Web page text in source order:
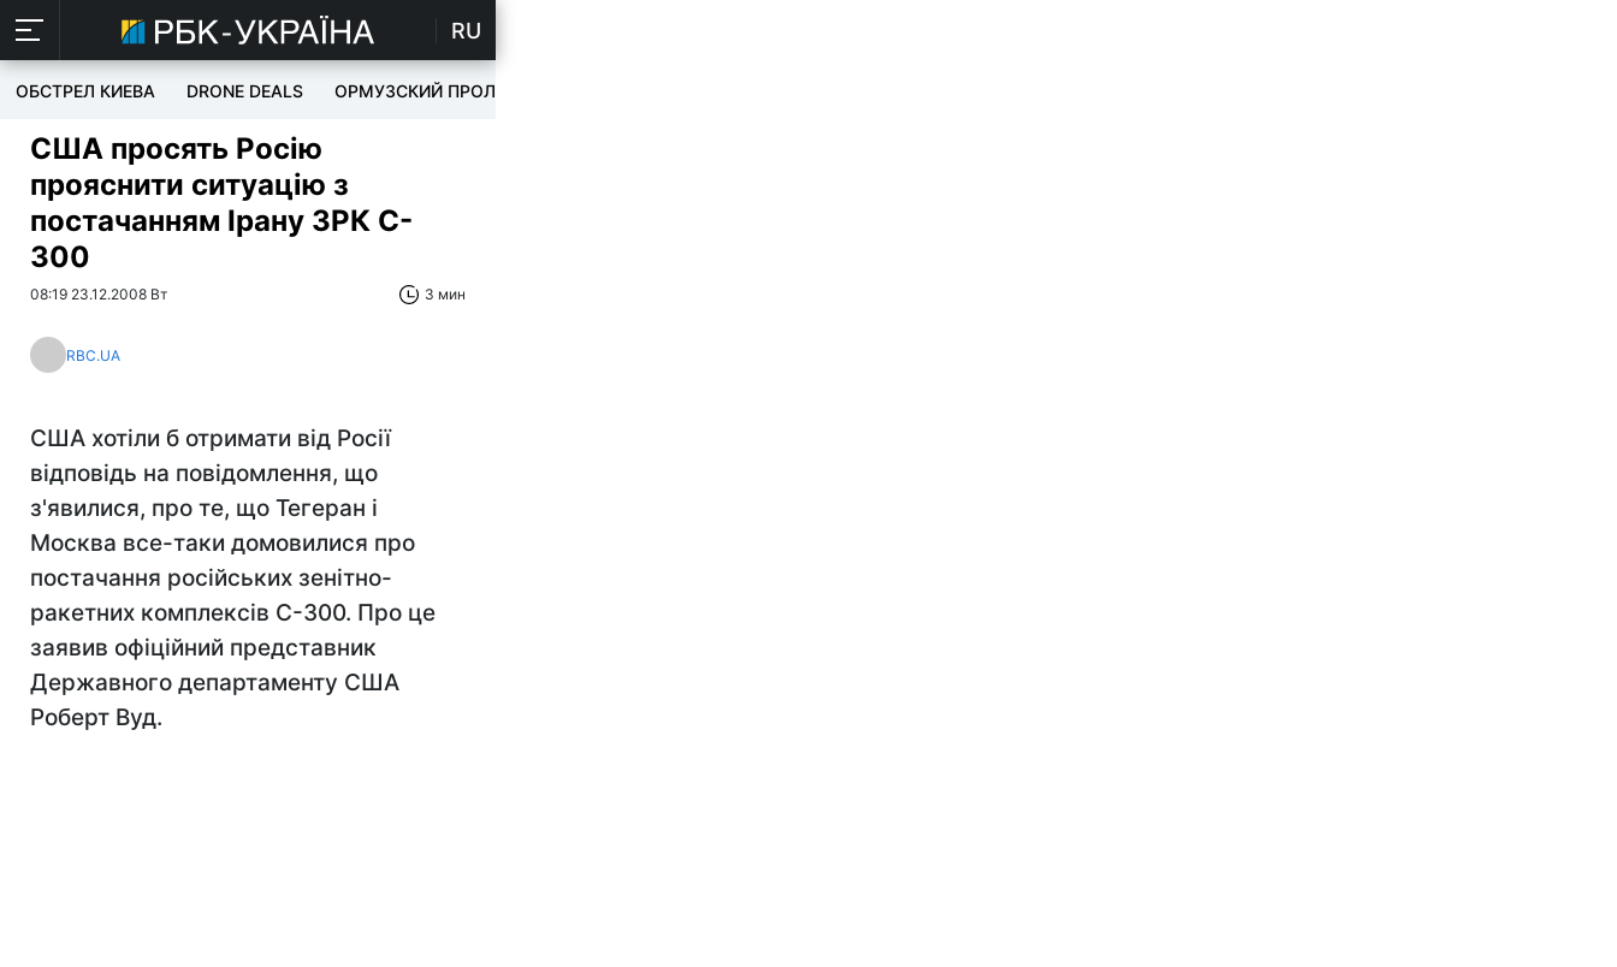
RU
ОБСТРЕЛ КИЕВА DRONE DEALS ОРМУЗСКИЙ ПРОЛИВ
США просять Росію
прояснити ситуацію з
постачанням Ірану ЗРК C-
300
08:19 23.12.2008 Вт 3 мин
RBC.UA
США хотіли б отримати від Росії
відповідь на повідомлення, що
з'явилися, про те, що Тегеран і
Москва все-таки домовилися про
постачання російських зенітно-
ракетних комплексів С-300. Про це
заявив офіційний представник
Державного департаменту США
Роберт Вуд.